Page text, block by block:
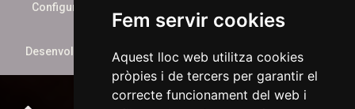
Fem servir cookies
Aquest lloc web utilitza cookies
pròpies i de tercers per garantir el
correcte funcionament del web i
Configurar cookies
Desenvolupat per xarop.com